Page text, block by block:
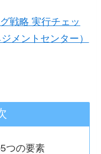
戦略 実行チェッ
メントセンター）
つの要素